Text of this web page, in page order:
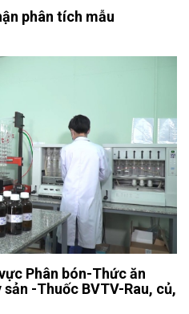
phân tích mẫu
Phân bón-Thức ăn
-Thuốc BVTV-Rau, củ,